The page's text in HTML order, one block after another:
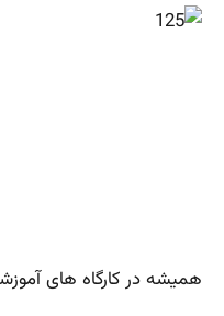
همیشه در کارگاه های آموزشی